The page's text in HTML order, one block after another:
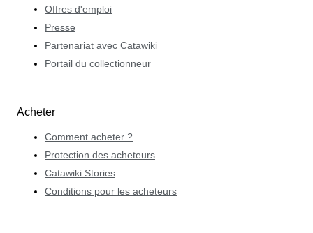
Offres d'emploi
Presse
Partenariat avec Catawiki
Portail du collectionneur
Acheter
Comment acheter ?
Protection des acheteurs
Catawiki Stories
Conditions pour les acheteurs